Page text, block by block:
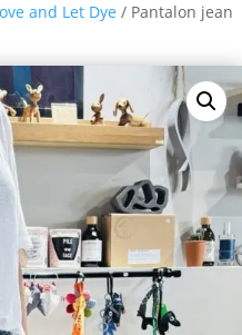
and Let Dye / Pantalon jean